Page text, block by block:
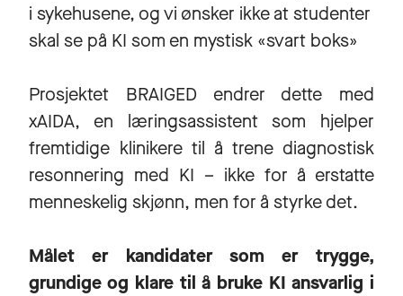
i sykehusene, og vi ønsker ikke at studenter
skal se på KI som en mystisk «svart boks»
Prosjektet BRAIGED endrer dette med
xAIDA, en læringsassistent som hjelper
fremtidige klinikere til å trene diagnostisk
resonnering med KI – ikke for å erstatte
menneskelig skjønn, men for å styrke det.
Målet er kandidater som er trygge,
grundige og klare til å bruke KI ansvarlig i